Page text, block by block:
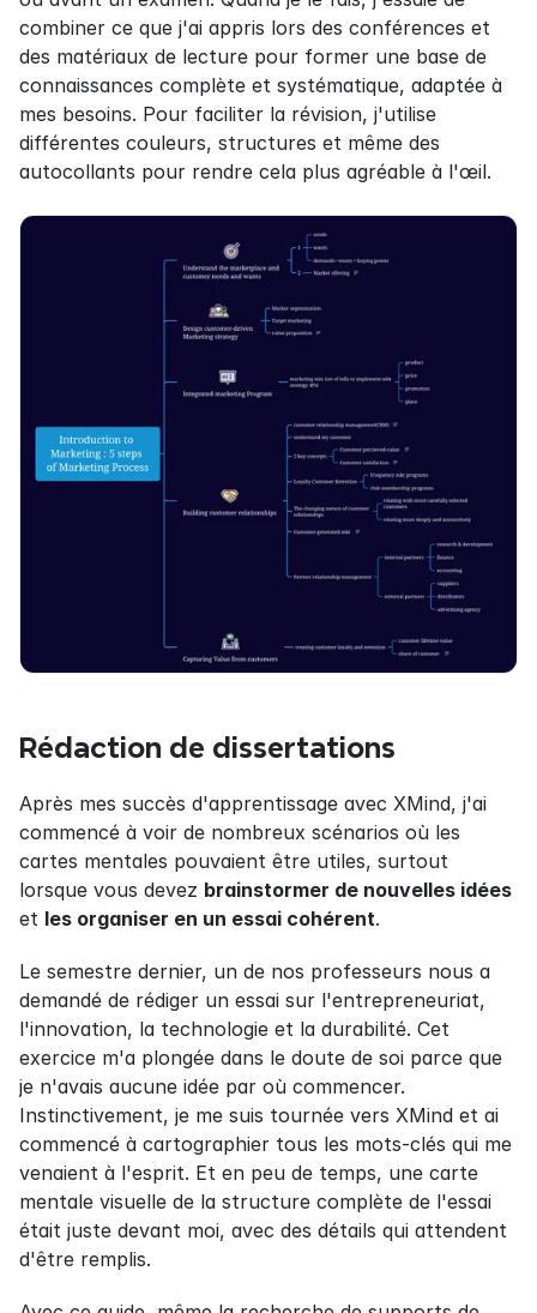
combiner ce que j'ai appris lors des conférences et
des matériaux de lecture pour former une base de
connaissances complète et systématique, adaptée à
mes besoins. Pour faciliter la révision, j'utilise
différentes couleurs, structures et même des
autocollants pour rendre cela plus agréable à l'œil.
Rédaction de dissertations
Après mes succès d'apprentissage avec XMind, j'ai
commencé à voir de nombreux scénarios où les
cartes mentales pouvaient être utiles, surtout
lorsque vous devez brainstormer de nouvelles idées
et les organiser en un essai cohérent.
Le semestre dernier, un de nos professeurs nous a
demandé de rédiger un essai sur l'entrepreneuriat,
l'innovation, la technologie et la durabilité. Cet
exercice m'a plongée dans le doute de soi parce que
je n'avais aucune idée par où commencer.
Instinctivement, je me suis tournée vers XMind et ai
commencé à cartographier tous les mots-clés qui me
venaient à l'esprit. Et en peu de temps, une carte
mentale visuelle de la structure complète de l'essai
était juste devant moi, avec des détails qui attendent
d'être remplis.